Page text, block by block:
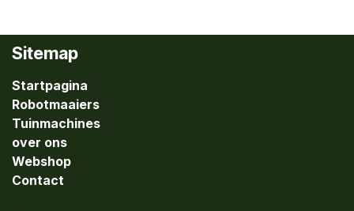
Sitemap
Startpagina
Robotmaaiers
Tuinmachines
over ons
Webshop
Contact